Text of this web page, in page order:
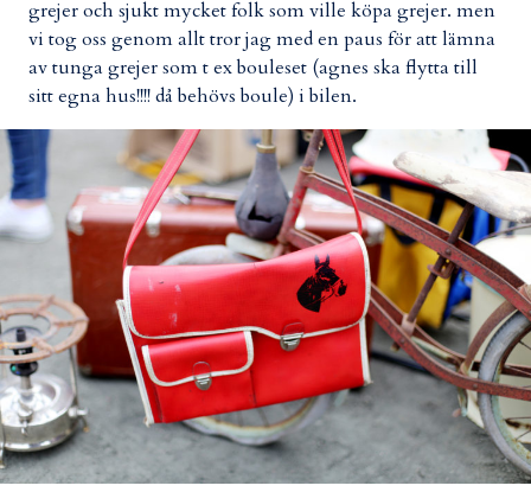
grejer och sjukt mycket folk som ville köpa grejer. men
vi tog oss genom allt tror jag med en paus för att lämna
av tunga grejer som t ex bouleset (agnes ska flytta till
sitt egna hus!!!! då behövs boule) i bilen.